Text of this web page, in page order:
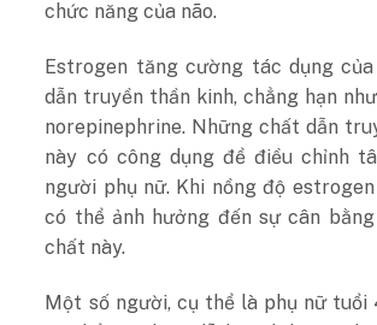
chức năng của não.
Estrogen tăng cường tác dụng
dẫn truyền thần kinh, chẳng hạn
norepinephrine. Những chất dẫn
này có công dụng để điều chỉnh
người phụ nữ. Khi nồng độ
có thể ảnh hưởng đến sự cân
chất này.
Một số người, cụ thể là phụ nữ